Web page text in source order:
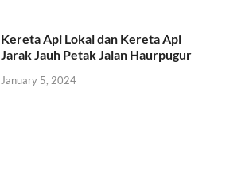
Kereta Api Lokal dan Kereta Api
Jarak Jauh Petak Jalan Haurpugur
January 5, 2024